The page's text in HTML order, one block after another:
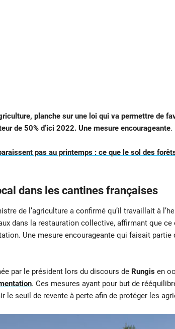
planche sur une loi qui va permettre de
de 50% d’ici 2022. Une mesure encourageante.
pas au printemps : ce que le sol des
dans les cantines françaises
de l’agriculture a confirmé qu’il travaillait à
dans la restauration collective, affirmant que
Une mesure encourageante qui faisait partie
par le président lors du discours de Rungisen
. Ces mesures ayant pour but de
le seuil de revente à perte afin de protéger les